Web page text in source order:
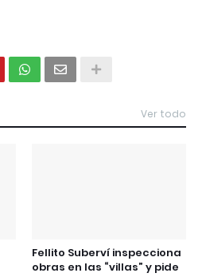
Ver todo
Fellito Suberví inspecciona
obras en las “villas” y pide